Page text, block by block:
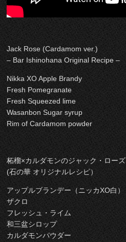
Jack Rose (Cardamom ver.)
– Bar Ishinohana Original Recipe –
Nikka XO Apple Brandy
Fresh Pomegranate
Fresh Squeezed lime
Wasanbon Sugar syrup
Rim of Cardamom powder
柘榴×カルダモンのジャック・ローズ
(石の華 オリジナルレシピ）
アップルブランデー（ニッカXO白）
ザクロ
フレッシュ・ライム
和三盆シロップ
カルダモンパウダー